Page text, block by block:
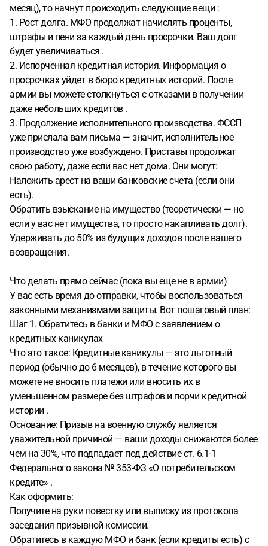
месяц), то начнут происходить следующие вещи :
1. Рост долга. МФО продолжат начислять проценты,
штрафы и пени за каждый день просрочки. Ваш долг
будет увеличиваться .
2. Испорченная кредитная история. Информация о
просрочках уйдет в бюро кредитных историй. После
армии вы можете столкнуться с отказами в получении
даже небольших кредитов .
3. Продолжение исполнительного производства. ФССП
уже прислала вам письма — значит, исполнительное
производство уже возбуждено. Приставы продолжат
свою работу, даже если вас нет дома. Они могут:
Наложить арест на ваши банковские счета (если они
есть).
Обратить взыскание на имущество (теоретически — но
если у вас нет имущества, то просто накапливать долг).
Удерживать до 50% из будущих доходов после вашего
возвращения.
Что делать прямо сейчас (пока вы еще не в армии)
У вас есть время до отправки, чтобы воспользоваться
законными механизмами защиты. Вот пошаговый план:
Шаг 1. Обратитесь в банки и МФО с заявлением о
кредитных каникулах
Что это такое: Кредитные каникулы — это льготный
период (обычно до 6 месяцев), в течение которого вы
можете не вносить платежи или вносить их в
уменьшенном размере без штрафов и порчи кредитной
истории .
Основание: Призыв на военную службу является
уважительной причиной — ваши доходы снижаются более
чем на 30%, что подпадает под действие ст. 6.1-1
Федерального закона № 353-ФЗ «О потребительском
кредите» .
Как оформить:
Получите на руки повестку или выписку из протокола
заседания призывной комиссии.
Обратитесь в каждую МФО и банк (если кредиты есть) с